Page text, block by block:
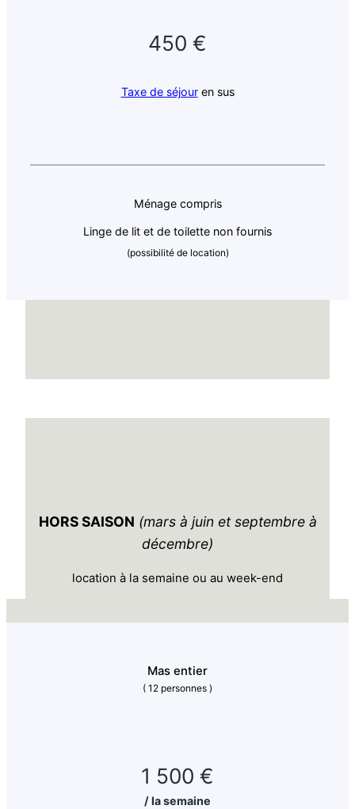
450 €
Taxe de séjouren sus
Ménage compris
Linge de lit et de toilette non fournis
(possibilité de location)
HORS SAISON (mars à juin et septembre à
décembre)
location à la semaine ou au week-end
Mas entier
( 12 personnes )
1 500 €
/ la semaine